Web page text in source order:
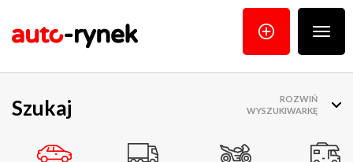
menu
Szukaj
ROZWIŃ
WYSZUKIWARKĘ